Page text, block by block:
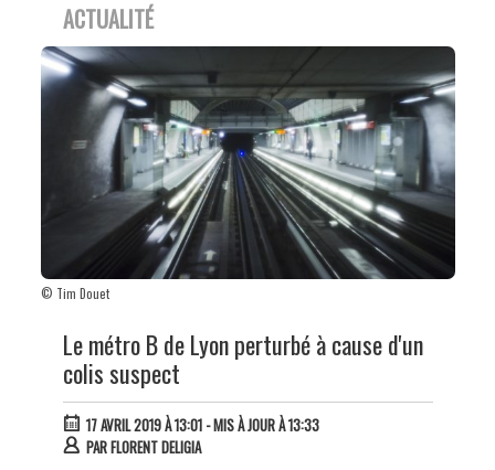
ACTUALITÉ
© Tim Douet
Le métro B de Lyon perturbé à cause d'un
colis suspect
17 AVRIL 2019 À 13:01- MIS À JOUR À 13:33
PARFLORENT DELIGIA